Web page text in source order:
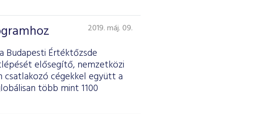
2019. máj. 09.
Budapesti Értéktőzsde
elősegítő, nemzetközi
csatlakozó cégekkel együtt a
több mint 1100